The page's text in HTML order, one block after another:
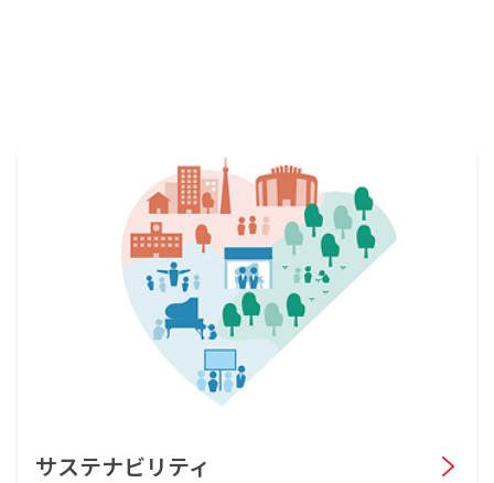
サステナビリティ